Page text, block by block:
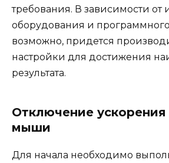
требования. В зависимости от
оборудования и
возможно, придется
настройки для достижения
результата.
Отключение
мыши
Для начала необходимо